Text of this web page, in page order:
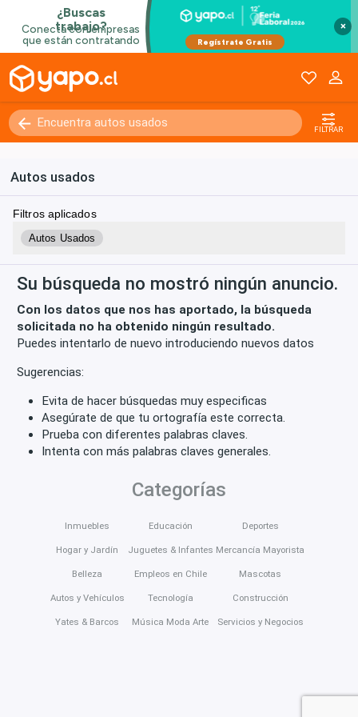
×
FILTRAR
Autos usados
Filtros aplicados
Autos Usados
Su búsqueda no mostró ningún anuncio.
Con los datos que nos has aportado, la búsqueda
solicitada no ha obtenido ningún resultado.
Puedes intentarlo de nuevo introduciendo nuevos datos
Sugerencias:
Evita de hacer búsquedas muy especificas
Asegúrate de que tu ortografía este correcta.
Prueba con diferentes palabras claves.
Intenta con más palabras claves generales.
Categorías
Inmuebles
Hogar y Jardín
Belleza
Autos y Vehículos
Yates & Barcos
Educación
Juguetes & Infantes
Empleos en Chile
Tecnología
Música Moda Arte
Deportes
Mercancía Mayorista
Mascotas
Construcción
Servicios y Negocios
Kilómetros 0 - 250000+